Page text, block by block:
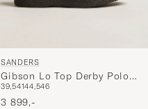
SANDERS
Gibson Lo Top Derby Polo
Snuff Suede
39,54144,546
3 899,-